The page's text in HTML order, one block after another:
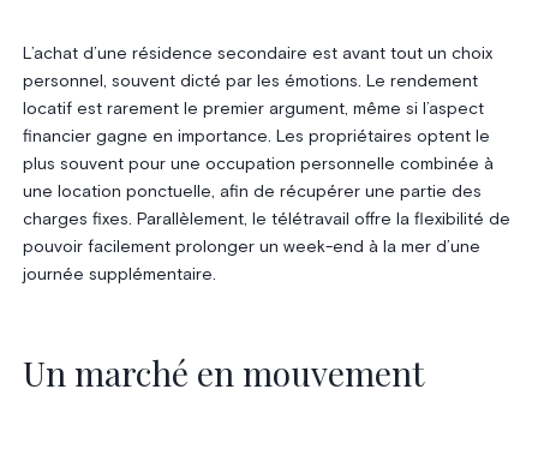
L’achat d’une résidence secondaire est avant tout un choix
personnel, souvent dicté par les émotions. Le rendement
locatif est rarement le premier argument, même si l’aspect
financier gagne en importance. Les propriétaires optent le
plus souvent pour une occupation personnelle combinée à
une location ponctuelle, afin de récupérer une partie des
charges fixes. Parallèlement, le télétravail offre la flexibilité de
pouvoir facilement prolonger un week-end à la mer d’une
journée supplémentaire.
Un marché en mouvement